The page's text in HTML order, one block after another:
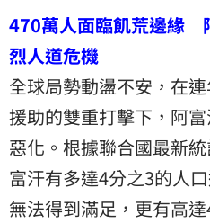
470萬人面臨飢荒邊緣
烈人道危機
全球局勢動盪不安，在
援助的雙重打擊下，阿
惡化。根據聯合國最新
富汗有多達4分之3的人
無法得到滿足，更有高